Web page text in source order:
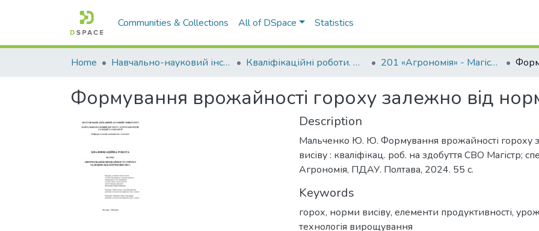
Communities & Collections All of DSpace Statistics
Home Навчально-науковий інститут агротехнологій, селекції та екології Кваліфікаційні роботи. ННІ агротехнологій, селекції та екології 201 «Агрономія» - Магістри 2024-2025
Формування врожайності гороху залежно від
Description
Мальченко Ю. Ю. Формування врожайності гороху
висіву : кваліфікац. роб. на здобуття СВО Магістр;
Агрономія, ПДАУ. Полтава, 2024. 55 с.
Keywords
горох, норми висіву, елементи продуктивності,
технологія вирощування